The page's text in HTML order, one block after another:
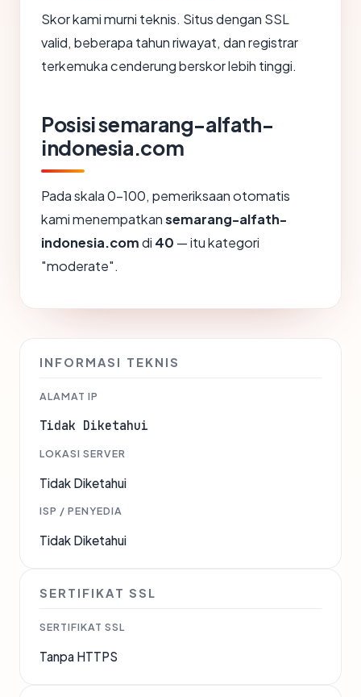
Skor kami murni teknis. Situs dengan SSL
valid, beberapa tahun riwayat, dan registrar
terkemuka cenderung berskor lebih tinggi.
Posisi semarang-alfath-
indonesia.com
Pada skala 0-100, pemeriksaan otomatis
kami menempatkansemarang-alfath-
indonesia.comdi 40 — itu kategori
"moderate".
INFORMASI TEKNIS
ALAMAT IP
Tidak Diketahui
LOKASI SERVER
Tidak Diketahui
ISP / PENYEDIA
Tidak Diketahui
SERTIFIKAT SSL
SERTIFIKAT SSL
Tanpa HTTPS